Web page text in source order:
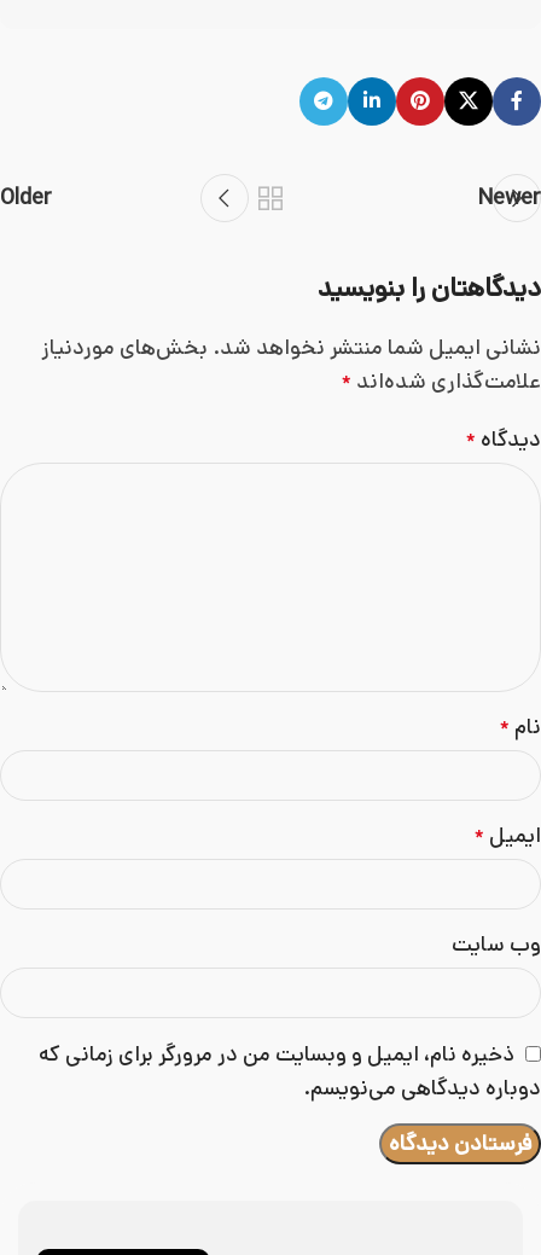
Newer
Older
دیدگاهتان را بنویسید
نشانی ایمیل شما منتشر نخواهد شد. بخش‌های موردنیاز
علامت‌گذاری شده‌اند *
دیدگاه *
نام *
ایمیل *
وب‌ سایت
ذخیره نام، ایمیل و وبسایت من در مرورگر برای زمانی که
دوباره دیدگاهی می‌نویسم.